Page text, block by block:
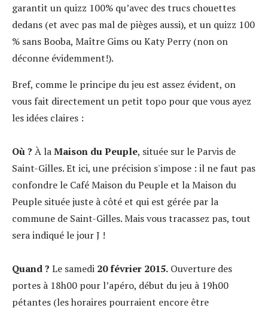
garantit un quizz 100% qu’avec des trucs chouettes
dedans (et avec pas mal de pièges aussi), et un quizz 100
% sans Booba, Maître Gims ou Katy Perry (non on
déconne évidemment!).
Bref, comme le principe du jeu est assez évident, on
vous fait directement un petit topo pour que vous ayez
les idées claires :
Où ? À laMaison du Peuple, située sur leParvis de
Saint-Gilles. Et ici, une précision s'impose : il ne faut pas
confondre le Café Maison du Peuple et la Maison du
Peuple située juste à côté et qui est gérée par la
commune de Saint-Gilles. Mais vous tracassez pas, tout
sera indiqué le jour J !
Quand ? Le samedi 20 février 2015. Ouverture des
portes à 18h00 pour l’apéro, début du jeu à 19h00
pétantes (les horaires pourraient encore être